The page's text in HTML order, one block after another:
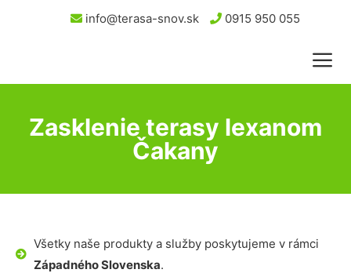
info@terasa-snov.sk 0915 950 055
Zasklenie terasy lexanom
Čakany
Všetky naše produkty a služby poskytujeme v rámci
Západného Slovenska.